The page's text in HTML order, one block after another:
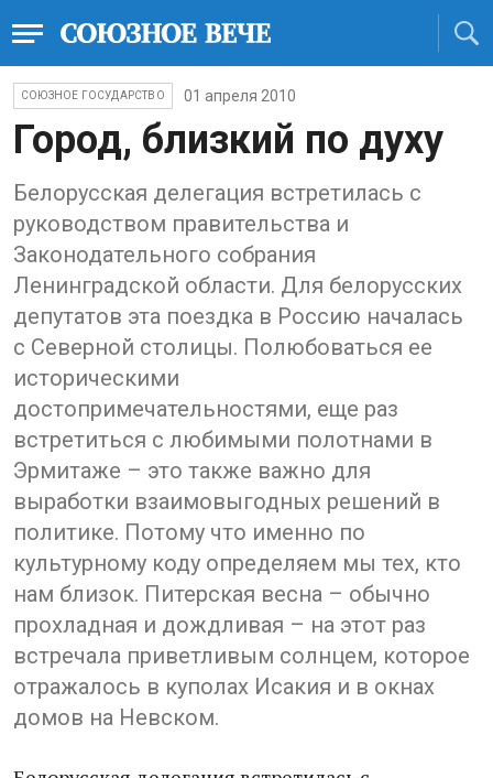
СОЮЗНОЕ ГОСУДАРСТВО 01 апреля 2010
Город, близкий по духу
Белорусская делегация встретилась с
руководством правительства и
Законодательного собрания
Ленинградской области. Для белорусских
депутатов эта поездка в Россию началась
с Северной столицы. Полюбоваться ее
историческими
достопримечательностями, еще раз
встретиться с любимыми полотнами в
Эрмитаже – это также важно для
выработки взаимовыгодных решений в
политике. Потому что именно по
культурному коду определяем мы тех, кто
нам близок. Питерская весна – обычно
прохладная и дождливая – на этот раз
встречала приветливым солнцем, которое
отражалось в куполах Исакия и в окнах
домов на Невском.